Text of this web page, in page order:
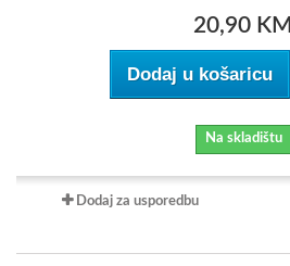
20,90 KM
Dodaj u košaricu
Na skladištu
Dodaj za usporedbu